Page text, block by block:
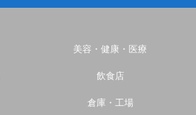
美容・健康・医療
飲食店
倉庫・工場